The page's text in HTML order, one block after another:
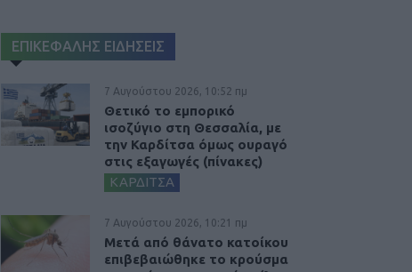
ΕΠΙΚΕΦΑΛΗΣ ΕΙΔΗΣΕΙΣ
7 Αυγούστου 2026, 10:52 πμ
Θετικό το εμπορικό
ισοζύγιο στη Θεσσαλία, με
την Καρδίτσα όμως ουραγό
στις εξαγωγές (πίνακες)
ΚΑΡΔΙΤΣΑ
7 Αυγούστου 2026, 10:21 πμ
Μετά από θάνατο κατοίκου
επιβεβαιώθηκε το κρούσμα